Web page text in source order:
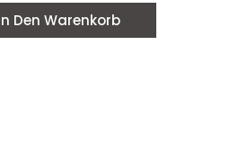
Den Warenkorb